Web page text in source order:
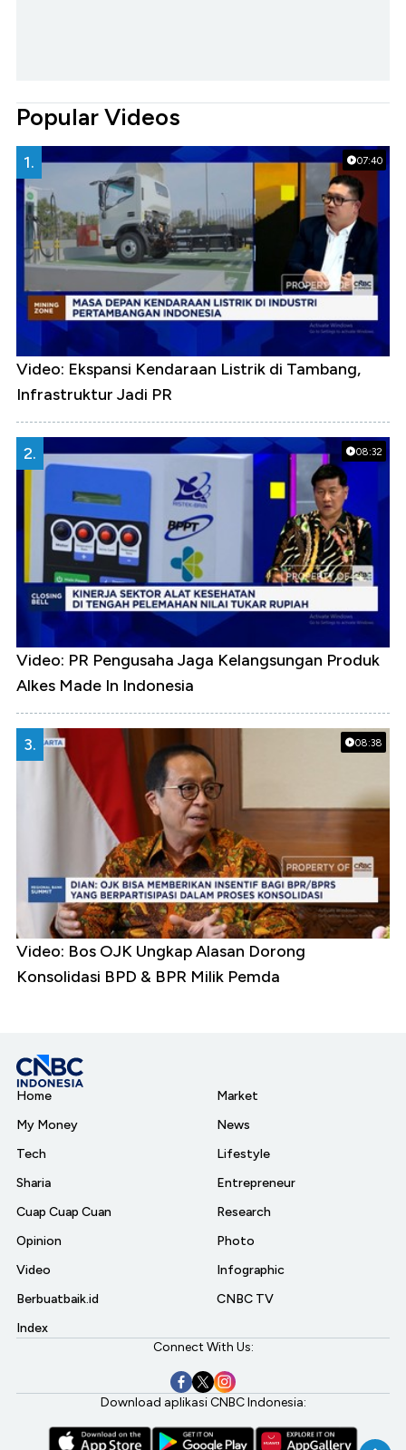
Popular Videos
07:40
1.
Video: Ekspansi Kendaraan Listrik di Tambang,
Infrastruktur Jadi PR
08:32
2.
Video: PR Pengusaha Jaga Kelangsungan Produk
Alkes Made In Indonesia
08:38
3.
Video: Bos OJK Ungkap Alasan Dorong
Konsolidasi BPD & BPR Milik Pemda
Home
My Money
Tech
Sharia
Cuap Cuap Cuan
Opinion
Video
Berbuatbaik.id
Index
Market
News
Lifestyle
Entrepreneur
Research
Photo
Infographic
CNBC TV
Connect With Us:
Download aplikasi CNBC Indonesia: